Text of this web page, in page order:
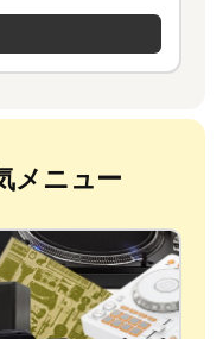
メニュー